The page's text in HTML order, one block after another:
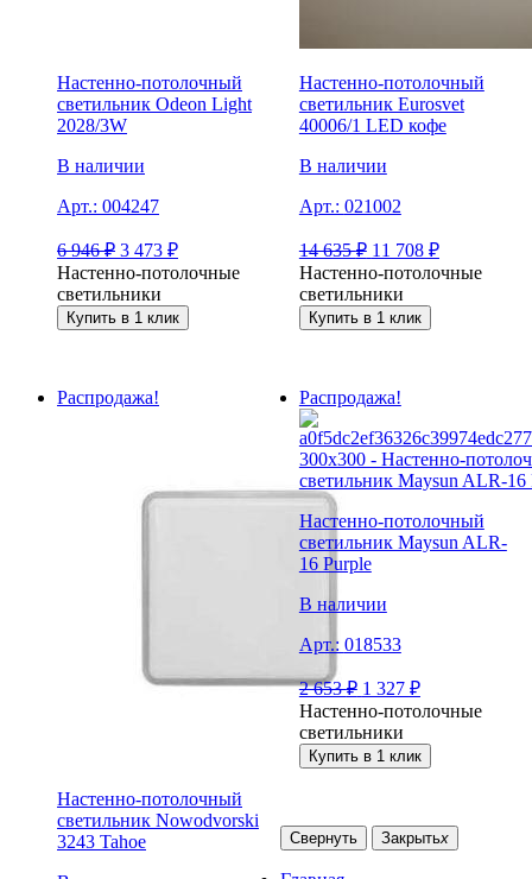
Настенно-потолочный
светильник Odeon Light
2028/3W
В наличии
Арт.: 004247
6 946₽ 3 473 ₽
Настенно-потолочные
светильники
Купить в 1 клик
Настенно-потолочный
светильник Eurosvet
40006/1 LED кофе
В наличии
Арт.: 021002
14 635₽ 11 708 ₽
Настенно-потолочные
светильники
Купить в 1 клик
Распродажа!
Настенно-потолочный
светильник Nowodvorski
3243 Tahoe
Распродажа!
Настенно-потолочный
светильник Maysun ALR-
16 Purple
В наличии
Арт.: 018533
2 653₽ 1 327 ₽
Настенно-потолочные
светильники
Купить в 1 клик
Свернуть Закрытьx